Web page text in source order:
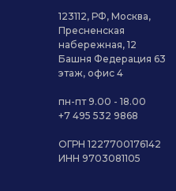
123112, РФ, Москва,
Пресненская
набережная, 12
Башня Федерация 63
этаж, офис 4
пн-пт 9.00 - 18.00
+7 495 532 9868
ОГРН 1227700176142
ИНН 9703081105